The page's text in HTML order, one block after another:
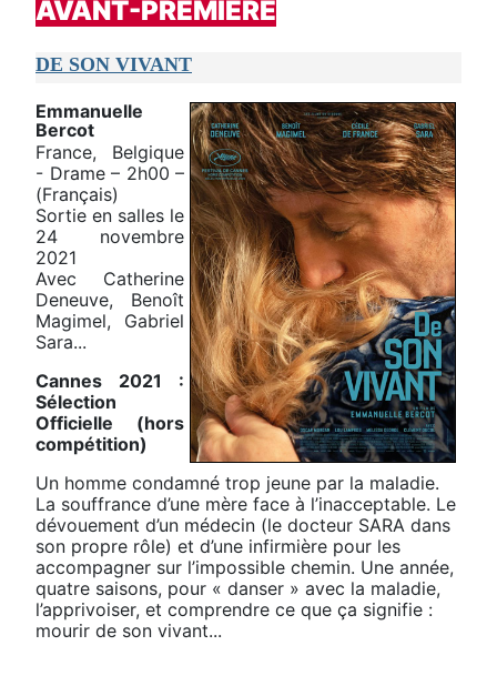
AVANT-PREMIERE
DE SON VIVANT
Emmanuelle
Bercot
France, Belgique
- Drame – 2h00 –
(Français)
Sortie en salles le
24 novembre
2021
Avec Catherine
Deneuve, Benoît
Magimel, Gabriel
Sara...
Cannes 2021 :
Sélection
Officielle (hors
compétition)
Un homme condamné trop jeune par la maladie.
La souffrance d’une mère face à l’inacceptable. Le
dévouement d’un médecin (le docteur SARA dans
son propre rôle) et d’une infirmière pour les
accompagner sur l’impossible chemin. Une année,
quatre saisons, pour « danser » avec la maladie,
l’apprivoiser, et comprendre ce que ça signifie :
mourir de son vivant...